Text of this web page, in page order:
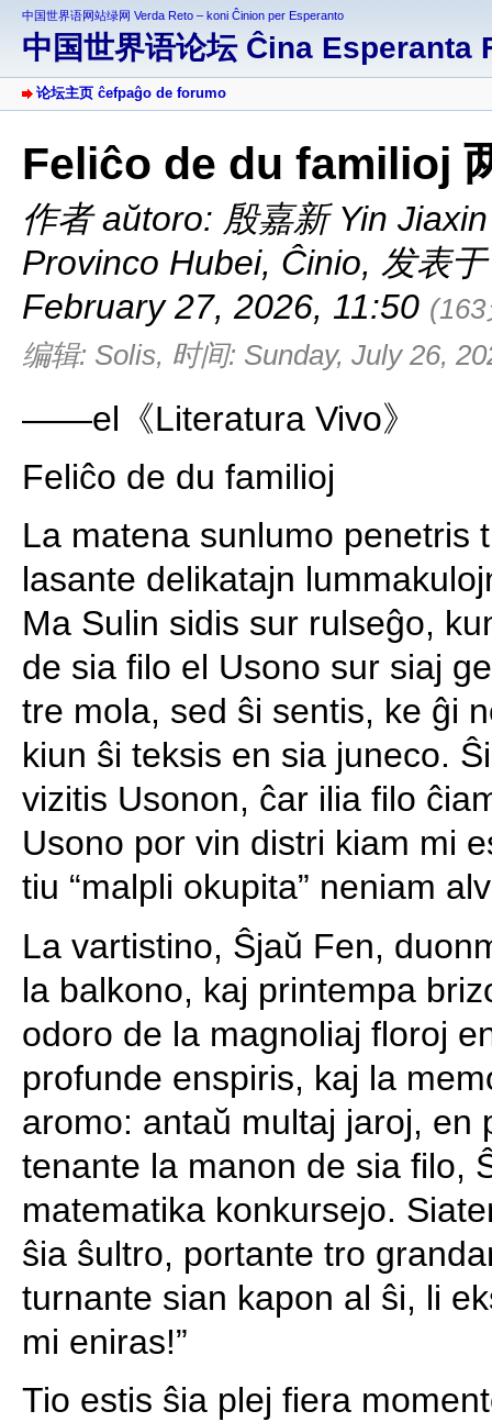
中国世界语网站绿网 Verda Reto – koni Ĉinion per Esperanto
中国世界语论坛 Ĉina Esperanta
论坛主页 ĉefpaĝo de forumo
Feliĉo de du familioj
作者 aŭtoro: 殷嘉新 Yin Jiaxin
Provinco Hubei, Ĉinio, 发表
February 27, 2026, 11:50
编辑: Solis, 时间: Sunday, July 26,
——el《Literatura Vivo》
Feliĉo de du familioj
La matena sunlumo penetris
lasante delikatajn
Ma Sulin sidis sur rulseĝo,
de sia filo el Usono sur siaj
tre mola, sed ŝi sentis, ke ĝi
kiun ŝi teksis en sia juneco.
vizitis Usonon, ĉar ilia filo
Usono por vin distri kiam mi
tiu “malpli okupita” neniam
La vartistino, Ŝjaŭ Fen,
la balkono, kaj printempa
odoro de la magnoliaj floroj
profunde enspiris, kaj la
aromo: antaŭ multaj jaroj, en
tenante la manon de sia filo,
matematika konkursejo.
ŝia ŝultro, portante tro
turnante sian kapon al ŝi, li
mi eniras!”
Tio estis ŝia plej fiera